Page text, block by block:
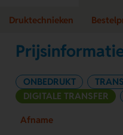
Druktechnieken
ONBEDRUKT
DIGITALE TRANSFER
Afname